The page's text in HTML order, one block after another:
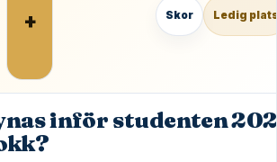
+ Skor Ledig
inför studenten